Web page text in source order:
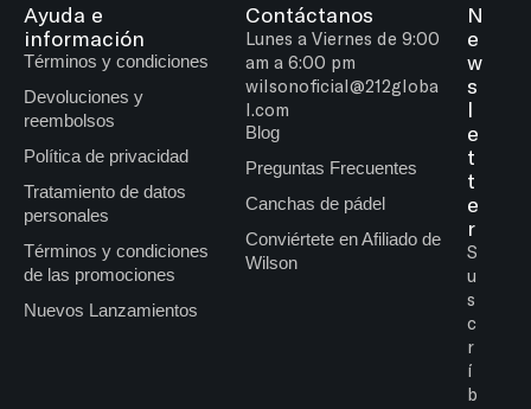
Ayuda e
información
Términos y condiciones
Devoluciones y
reembolsos
Política de privacidad
Tratamiento de datos
personales
Términos y condiciones
de las promociones
Nuevos Lanzamientos
Contáctanos
Lunes a Viernes de 9:00
am a 6:00 pm
wilsonoficial@212globa
l.com
Blog
Preguntas Frecuentes
Canchas de pádel
Conviértete en Afiliado de
Wilson
N
e
w
s
l
e
t
t
e
r
S
u
s
c
r
í
b